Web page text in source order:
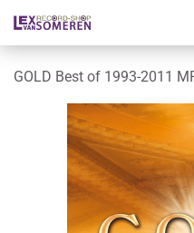
GOLD Best of 1993-2011